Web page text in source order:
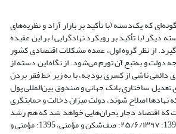
که یک‌دسته (با تأکید بر بازار آزاد و نظریه‌های
(با تأکید بر رویکرد نهادگرایی) بر این عقیده
از نظر گروه اول، عمده مشکلات اقتصادی کشور
دولت و به‌تبع آن تورم می‌شود. از نگاه این دسته از
ناشی از کسری بودجه، با به زیر خط ‌فقر بردن
ساختاری بانک ‌جهانی و صندوق بین‌المللی پول
اصلاح شوند، دولت میزان دخالت و حمایتگری
که اقتصاد دچار بحران‌هایی خواهد شد که هم رشد
اقتصادی کند می‌شود و هم توزیع بسیار نابرابر درآمد و ثروت رخ خواهد داد (شاکری، 1393؛ 1397؛ نیلی، 1394؛ 1397؛ مؤمنی، 1392؛ ۲۵/۶/۱۳۹۷؛ صف‌شکن و مؤمنی، 1395؛ مؤمنی و